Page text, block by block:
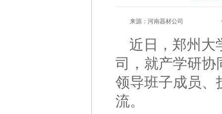
来源：河南器材公司
近日，郑州大
司，就产学研协
领导班子成员、
流。